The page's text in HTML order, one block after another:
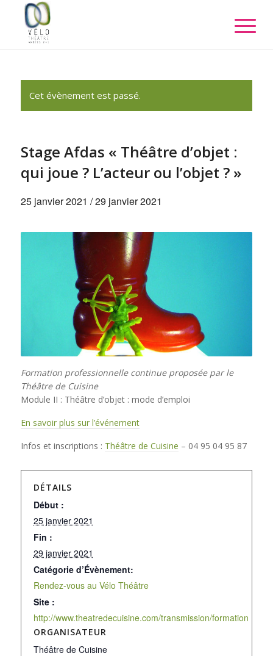
Cet évènement est passé.
Stage Afdas « Théâtre d’objet :
qui joue ? L’acteur ou l’objet ? »
25 janvier 2021 /29 janvier 2021
Formation professionnelle continue proposée par le
Théâtre de Cuisine
Module II : Théâtre d’objet : mode d’emploi
En savoir plus sur l’événement
Infos et inscriptions : Théâtre de Cuisine – 04 95 04 95 87
DÉTAILS
Début :
25 janvier 2021
Fin :
29 janvier 2021
Catégorie d’Évènement:
Rendez-vous au Vélo Théâtre
Site :
http://www.theatredecuisine.com/transmission/formation
ORGANISATEUR
Théâtre de Cuisine